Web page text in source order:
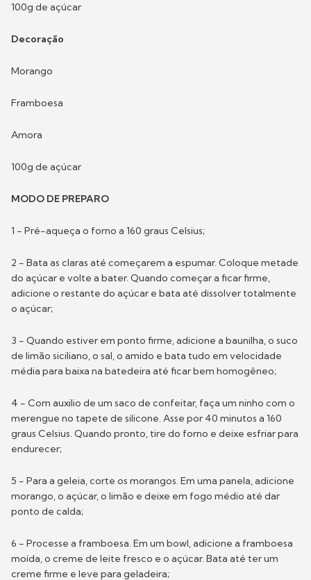
100g de açúcar
Decoração
Morango
Framboesa
Amora
100g de açúcar
MODO DE PREPARO
1 - Pré-aqueça o forno a 160 graus Celsius;
2 - Bata as claras até começarem a espumar. Coloque metade
do açúcar e volte a bater. Quando começar a ficar firme,
adicione o restante do açúcar e bata até dissolver totalmente
o açúcar;
3 - Quando estiver em ponto firme, adicione a baunilha, o suco
de limão siciliano, o sal, o amido e bata tudo em velocidade
média para baixa na batedeira até ficar bem homogêneo;
4 - Com auxilio de um saco de confeitar, faça um ninho com o
merengue no tapete de silicone. Asse por 40 minutos a 160
graus Celsius. Quando pronto, tire do forno e deixe esfriar para
endurecer;
5 - Para a geleia, corte os morangos. Em uma panela, adicione
morango, o açúcar, o limão e deixe em fogo médio até dar
ponto de calda;
6 - Processe a framboesa. Em um bowl, adicione a framboesa
moída, o creme de leite fresco e o açúcar. Bata até ter um
creme firme e leve para geladeira;